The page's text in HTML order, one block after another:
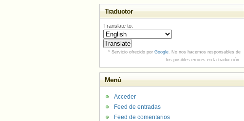
Traductor
Translate to:
* Servicio ofrecido por Google. No nos hacemos responsables de
los posibles errores en la traducción.
Menú
Acceder
Feed de entradas
Feed de comentarios